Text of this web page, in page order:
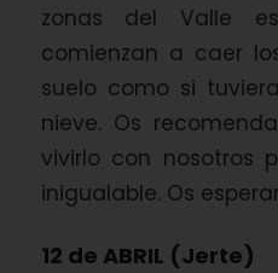
zonas del Valle
comienzan a caer
suelo como si
nieve. Os
vivirlo con nosotros
inigualable. Os
12 de ABRIL (Jerte)